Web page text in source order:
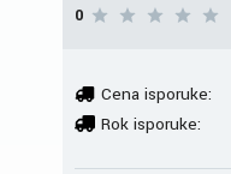
0
Cena isporuke:
Rok isporuke: